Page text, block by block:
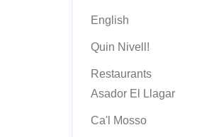
English
Quin Nivell!
Restaurants
Asador El Llagar
Ca'l Mosso